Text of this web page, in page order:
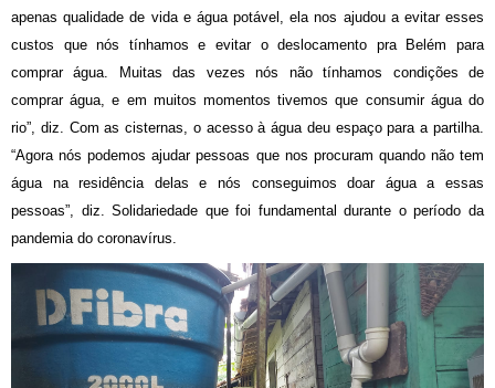
apenas qualidade de vida e água potável, ela nos ajudou a evitar esses
custos que nós tínhamos e evitar o deslocamento pra Belém para
comprar água. Muitas das vezes nós não tínhamos condições de
comprar água, e em muitos momentos tivemos que consumir água do
rio”, diz. Com as cisternas, o acesso à água deu espaço para a partilha.
“Agora nós podemos ajudar pessoas que nos procuram quando não tem
água na residência delas e nós conseguimos doar água a essas
pessoas”, diz. Solidariedade que foi fundamental durante o período da
pandemia do coronavírus.